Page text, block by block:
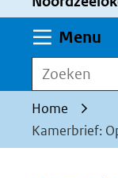
toegestaan
geweigerd.
Menu
Zoeken
Home
Kamerbrief: